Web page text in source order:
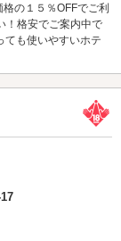
の１５％OFFでご利
！格安でご案内中で
も使いやすいホテ
ち4